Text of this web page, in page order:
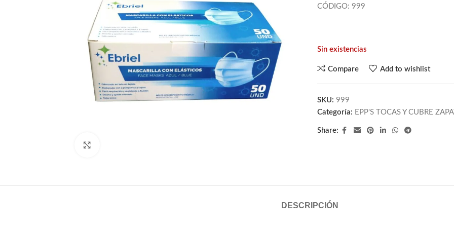
CÓDIGO: 999
Sin existencias
Compare Add to wishlist
SKU: 999
Categoría: EPP'S TOCAS Y CUBRE
Share:
DESCRIPCIÓN